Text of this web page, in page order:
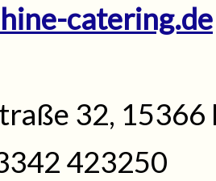
catering.de
32,
423250